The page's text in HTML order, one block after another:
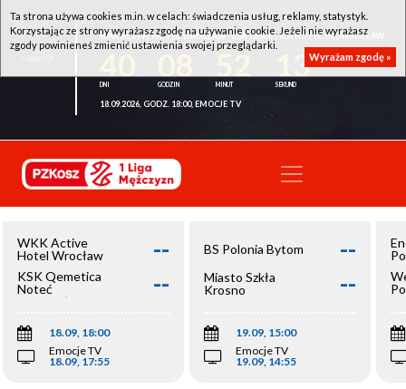
WKK ACTIVE HOTEL WROCŁAW - KSK QEMETICA NOTEĆ INOWROCŁAW
12
18.09.2026, GODZ. 18:00, EMOCJE TV
WKK Active
Hotel Wrocław
--
KSK Qemetica
Noteć
Inowrocław
--
18.09, 18:00
Emocje TV
18.09, 17:55
BS Polonia Bytom --
Miasto Szkła
Krosno
--
19.09, 15:00
Emocje TV
19.09, 14:55
Ta strona używa cookies m.in. w celach: świadczenia usług, reklamy, statystyk.
Korzystając ze strony wyrażasz zgodę na używanie cookie. Jeżeli nie wyrażasz
zgody powinieneś zmienić ustawienia swojej przeglądarki.
Wyrażam zgodę »